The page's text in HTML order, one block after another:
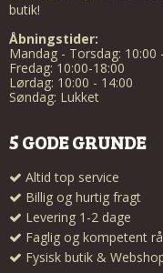
butik!
Åbningstider:
Mandag - Torsdag: 10:00
Fredag: 10:00-18:00
Lørdag: 10:00 - 14:00
Søndag: Lukket
5 GODE GRUNDE
Altid top service
Billig og hurtig fragt
Levering 1-2 dage
Faglig og kompetent
Fysisk butik &